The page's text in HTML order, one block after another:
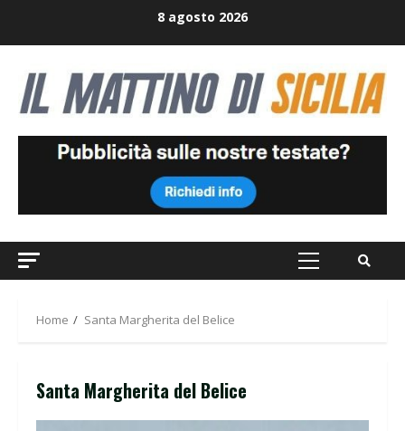
8 agosto 2026
Primary
Home Santa Margherita del Belice
Santa Margherita del Belice